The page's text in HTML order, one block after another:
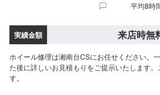
平均8時
実績金額 来店時無
ホイール修理は湘南台CSにお任せください。
た後に詳しいお見積もりをご提示いたします
す。